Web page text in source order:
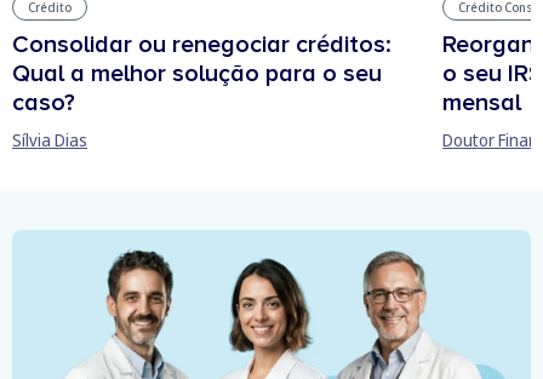
Crédito
Consolidar ou renegociar créditos:
Qual a melhor solução para o seu
caso?
Sílvia Dias
Crédito
o seu
mensal
Doutor